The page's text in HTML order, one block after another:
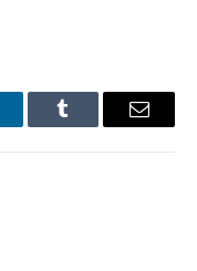
Tumblr Email